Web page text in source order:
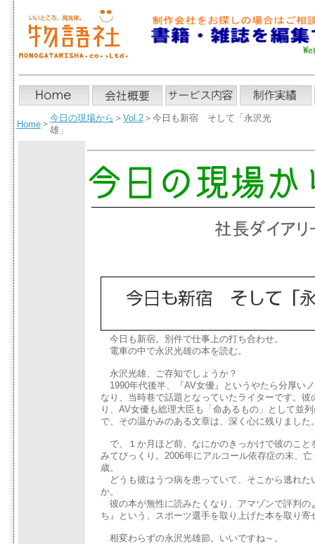
Home＞
今日の現場から ＞ Vol.2＞今日も新宿 そして「永沢光
雄」
今日も新宿。別件で仕事上の打ち合わせ。
電車の中で永沢光雄の本を読む。
永沢光雄、ご存知でしょうか？
1990年代後半、『AV女優』というやたら分厚い
なり、当時巷で話題となっていたライターです。彼
り、AV女優も総理大臣も「命あるもの」として並
で、その温かみのある文章は、深く心に残りました
で、１か月ほど前、なにかのきっかけで彼のこと
みてびっくり。2006年にアルコール依存症の末、
歳。
どうも彼はうつ病を患っていて、そこから逃れた
か。
彼の本が無性に読みたくなり、アマゾンで評判の
ち』という、スポーツ選手を取り上げた本を取り寄
相変わらずの永沢光雄節。いいですね～。